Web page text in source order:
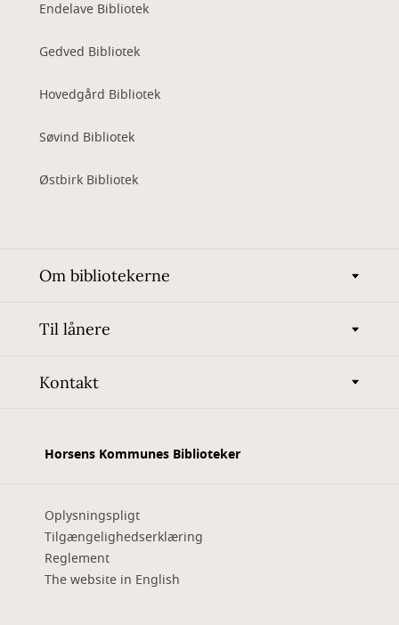
Endelave Bibliotek
Gedved Bibliotek
Hovedgård Bibliotek
Søvind Bibliotek
Østbirk Bibliotek
Om bibliotekerne
Til lånere
Kontakt
Horsens Kommunes Biblioteker
Oplysningspligt
Tilgængelighedserklæring
Reglement
The website in English